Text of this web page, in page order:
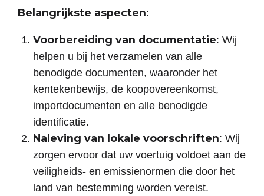
Belangrijkste aspecten:
Voorbereiding van documentatie: Wij
helpen u bij het verzamelen van alle
benodigde documenten, waaronder het
kentekenbewijs, de koopovereenkomst,
importdocumenten en alle benodigde
identificatie.
Naleving van lokale voorschriften: Wij
zorgen ervoor dat uw voertuig voldoet aan de
veiligheids- en emissienormen die door het
land van bestemming worden vereist.